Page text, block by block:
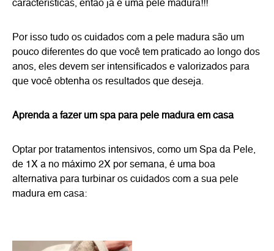
características, então já é uma pele madura!!!
Por isso tudo os cuidados com a pele madura são um
pouco diferentes do que você tem praticado ao longo dos
anos, eles devem ser intensificados e valorizados para
que você obtenha os resultados que deseja.
Aprenda a fazer um spa para pele madura em casa
Optar por tratamentos intensivos, como um Spa da Pele,
de 1X a no máximo 2X por semana, é uma boa
alternativa para turbinar os cuidados com a sua pele
madura em casa: